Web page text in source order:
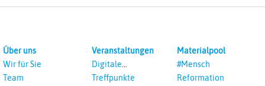
Über uns
Wir für Sie
Team
Veranstaltungen
Digitale
Veranstaltungen
Treffpunkte
Materialpool
#Mensch
Reformation